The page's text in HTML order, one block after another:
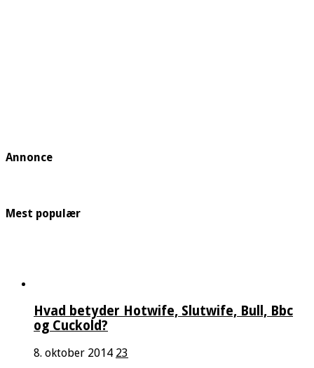
Annonce
Mest populær
Hvad betyder Hotwife, Slutwife, Bull, Bbc
og Cuckold?
8. oktober 2014 23